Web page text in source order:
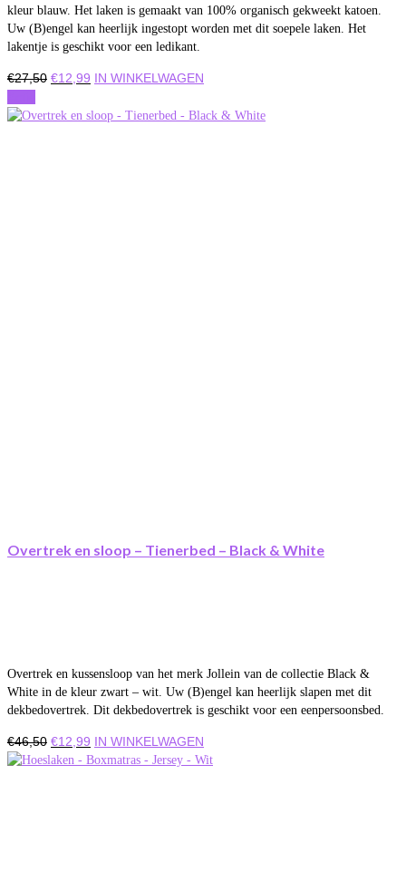
kleur blauw. Het laken is gemaakt van 100% organisch gekweekt katoen.
Uw (B)engel kan heerlijk ingestopt worden met dit soepele laken. Het
lakentje is geschikt voor een ledikant.
€27,50 Oorspronkelijke
was:
€12,99 Huidige
is:
IN WINKELWAGEN
Overtrek en sloop – Tienerbed – Black & White
Overtrek en kussensloop van het merk Jollein van de collectie Black &
White in de kleur zwart – wit. Uw (B)engel kan heerlijk slapen met dit
dekbedovertrek. Dit dekbedovertrek is geschikt voor een eenpersoonsbed.
€46,50 Oorspronkelijke
prijs
€12,99 Huidige
prijs
IN WINKELWAGEN